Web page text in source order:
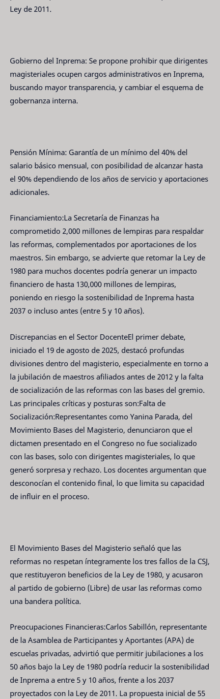
Ley de 2011.
Gobierno del Inprema: Se propone prohibir que dirigentes
magisteriales ocupen cargos administrativos en Inprema,
buscando mayor transparencia, y cambiar el esquema de
gobernanza interna.
Pensión Mínima: Garantía de un mínimo del 40% del
salario básico mensual, con posibilidad de alcanzar hasta
el 90% dependiendo de los años de servicio y aportaciones
adicionales.
Financiamiento:La Secretaría de Finanzas ha
comprometido 2,000 millones de lempiras para respaldar
las reformas, complementados por aportaciones de los
maestros. Sin embargo, se advierte que retomar la Ley de
1980 para muchos docentes podría generar un impacto
financiero de hasta 130,000 millones de lempiras,
poniendo en riesgo la sostenibilidad de Inprema hasta
2037 o incluso antes (entre 5 y 10 años).
Discrepancias en el Sector DocenteEl primer debate,
iniciado el 19 de agosto de 2025, destacó profundas
divisiones dentro del magisterio, especialmente en torno a
la jubilación de maestros afiliados antes de 2012 y la falta
de socialización de las reformas con las bases del gremio.
Las principales críticas y posturas son:Falta de
Socialización:Representantes como Yanina Parada, del
Movimiento Bases del Magisterio, denunciaron que el
dictamen presentado en el Congreso no fue socializado
con las bases, solo con dirigentes magisteriales, lo que
generó sorpresa y rechazo. Los docentes argumentan que
desconocían el contenido final, lo que limita su capacidad
de influir en el proceso.
El Movimiento Bases del Magisterio señaló que las
reformas no respetan íntegramente los tres fallos de la CSJ,
que restituyeron beneficios de la Ley de 1980, y acusaron
al partido de gobierno (Libre) de usar las reformas como
una bandera política.
Preocupaciones Financieras:Carlos Sabillón, representante
de la Asamblea de Participantes y Aportantes (APA) de
escuelas privadas, advirtió que permitir jubilaciones a los
50 años bajo la Ley de 1980 podría reducir la sostenibilidad
de Inprema a entre 5 y 10 años, frente a los 2037
proyectados con la Ley de 2011. La propuesta inicial de 55